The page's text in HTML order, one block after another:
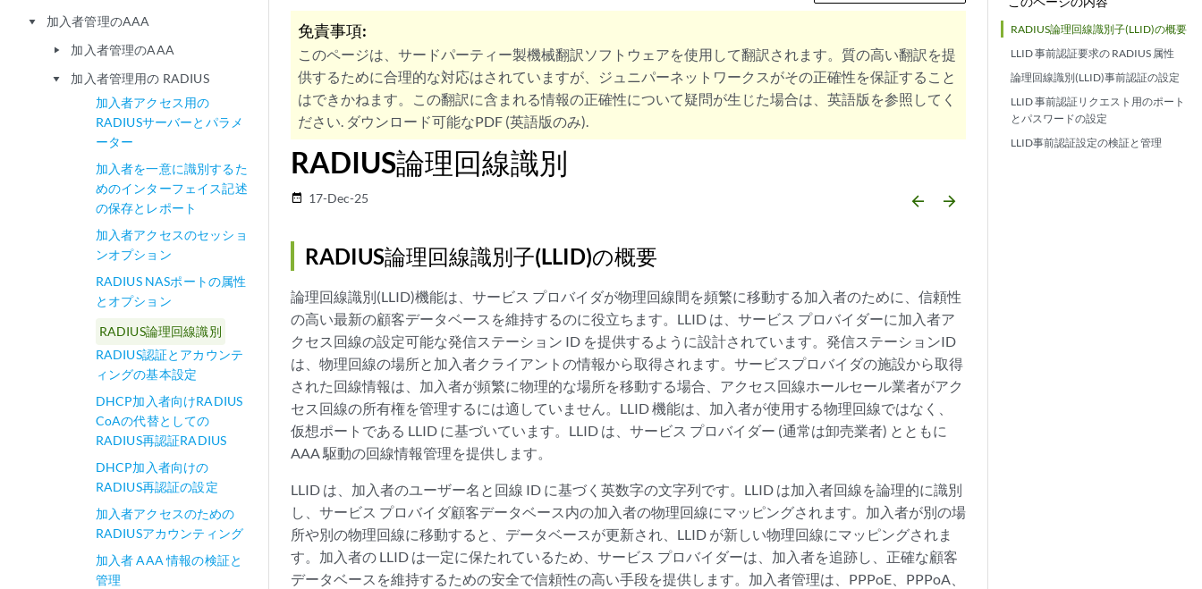
play_arrow 加入者管理のAAA
play_arrow 加入者管理のAAA
play_arrow
加入者管理用の RADIUS
加入者アクセス用の
RADIUSサーバーとパラメ
ーター
加入者を一意に識別するた
めのインターフェイス記述
の保存とレポート
加入者アクセスのセッショ
ンオプション
RADIUS NASポートの属性
とオプション
RADIUS論理回線識別
RADIUS認証とアカウンテ
ィングの基本設定
DHCP加入者向けRADIUS
CoAの代替としての
RADIUS再認証RADIUS
DHCP加入者向けの
RADIUS再認証の設定
加入者アクセスのための
RADIUSアカウンティング
加入者 AAA 情報の検証と
管理
RADIUS論理回線識別子(LLID)の概要
LLID 事前認証要求の RADIUS 属性
論理回線識別(LLID)事前認証の設定
LLID 事前認証リクエスト用のポート
とパスワードの設定
LLID事前認証設定の検証と管理
免責事項:
このページは、サードパーティー製機械翻訳ソフトウェアを使用して翻訳されます。質の高い翻訳を提
供するために合理的な対応はされていますが、ジュニパーネットワークスがその正確性を保証すること
はできかねます。この翻訳に含まれる情報の正確性について疑問が生じた場合は、英語版を参照してく
ださい. ダウンロード可能なPDF (英語版のみ).
RADIUS論理回線識別
date_range 17-Dec-25 arrow_backward arrow_forward
RADIUS論理回線識別子(LLID)の概要
論理回線識別(LLID)機能は、サービス プロバイダが物理回線間を頻繁に移動する加入者のために、信頼性
の高い最新の顧客データベースを維持するのに役立ちます。LLID は、サービス プロバイダーに加入者ア
クセス回線の設定可能な発信ステーション ID を提供するように設計されています。発信ステーションID
は、物理回線の場所と加入者クライアントの情報から取得されます。サービスプロバイダの施設から取得
された回線情報は、加入者が頻繁に物理的な場所を移動する場合、アクセス回線ホールセール業者がアク
セス回線の所有権を管理するには適していません。LLID 機能は、加入者が使用する物理回線ではなく、
仮想ポートである LLID に基づいています。LLID は、サービス プロバイダー (通常は卸売業者) とともに
AAA 駆動の回線情報管理を提供します。
LLID は、加入者のユーザー名と回線 ID に基づく英数字の文字列です。LLID は加入者回線を論理的に識別
し、サービス プロバイダ顧客データベース内の加入者の物理回線にマッピングされます。加入者が別の場
所や別の物理回線に移動すると、データベースが更新され、LLID が新しい物理回線にマッピングされま
す。加入者の LLID は一定に保たれているため、サービス プロバイダーは、加入者を追跡し、正確な顧客
データベースを維持するための安全で信頼性の高い手段を提供します。加入者管理は、PPPoE、PPPoA、